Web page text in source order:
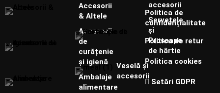
Accesorii
& Altele
Accesorii
de
curățenie
și igienă
Ambalaje
alimentare
accesorii
Șervețele
și
Prosoape
de hârtie
Veselă și
accesorii
Politica de
confidențialitate
Politica de retur
Politica cookies
Setări GDPR